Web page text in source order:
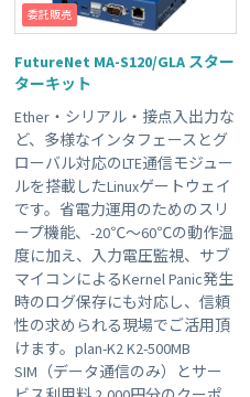
委託販売
FutureNet MA-S120/GLA スター
ターキット
Ether・シリアル・接点入出力な
ど、多様なインタフェースとグ
ローバル対応のLTE通信モジュー
ルを搭載したLinuxゲートウェイ
です。省電力運用のためのスリ
ープ機能、-20℃～60℃の動作温
度に加え、入力電圧監視、サブ
マイコンによるKernel Panic発生
時のログ保存にも対応し、信頼
性の求められる現場でご活用頂
けます。plan-K2 K2-500MB
SIM（データ通信のみ）とサー